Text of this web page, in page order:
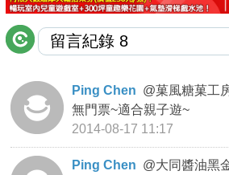
討論區
聯絡我們
APP下載
Ping Chen @菓風糖菓工
無門票~適合親子遊~
2014-08-17 11:17
Ping Chen @大同醬油黑